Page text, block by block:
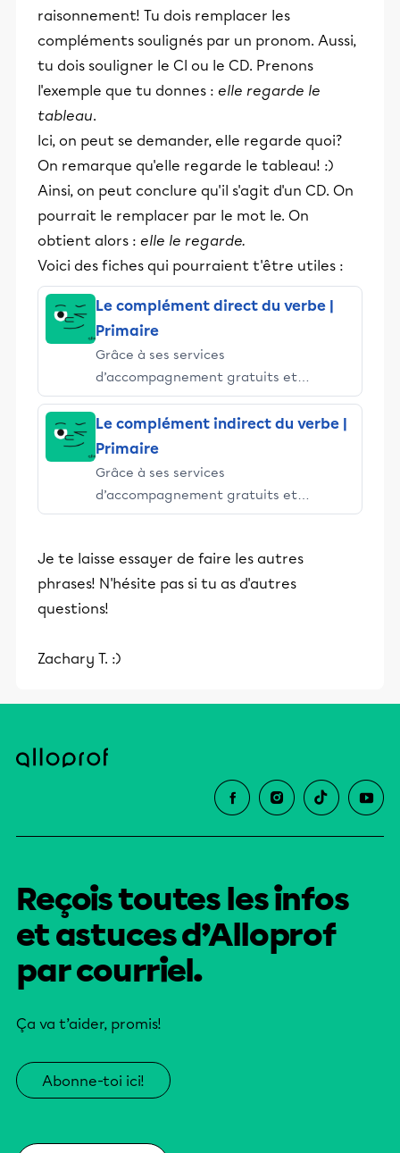
raisonnement! Tu dois remplacer les
compléments soulignés par un pronom. Aussi,
tu dois souligner le CI ou le CD. Prenons
l'exemple que tu donnes : elle regarde le
tableau.
Ici, on peut se demander, elle regarde quoi?
On remarque qu'elle regarde le tableau! :)
Ainsi, on peut conclure qu'il s'agit d'un CD. On
pourrait le remplacer par le mot le. On
obtient alors : elle le regarde.
Voici des fiches qui pourraient t'être utiles :
Le complément direct du verbe |
Primaire
Grâce à ses services
d’accompagnement gratuits et
stimulants, Alloprof engage les élèves
et leurs parents dans la réussite
éducative.
Le complément indirect du verbe |
Primaire
Grâce à ses services
d’accompagnement gratuits et
stimulants, Alloprof engage les élèves
éducative.
Je te laisse essayer de faire les autres
phrases! N'hésite pas si tu as d'autres
questions!
Zachary T. :)
Reçois toutes les infos
et astuces d’Alloprof
par courriel.
Ça va t’aider, promis!
Abonne-toi ici!